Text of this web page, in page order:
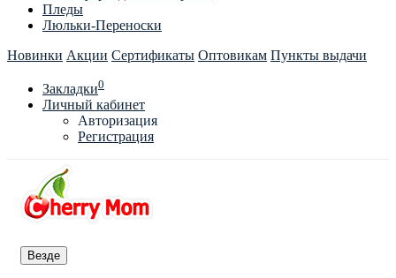
Пледы
Люльки-Переноски
Новинки Акции Сертификаты Оптовикам Пункты выдачи
Закладки0
Личный кабинет
Авторизация
Регистрация
Везде